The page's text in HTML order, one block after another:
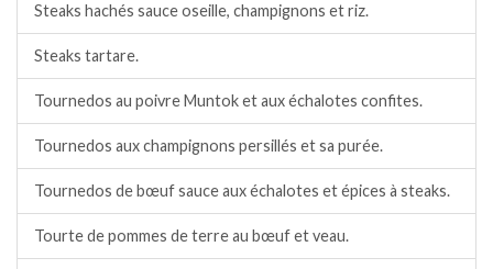
Steaks hachés sauce oseille, champignons et riz.
Steaks tartare.
Tournedos au poivre Muntok et aux échalotes confites.
Tournedos aux champignons persillés et sa purée.
Tournedos de bœuf sauce aux échalotes et épices à steaks.
Tourte de pommes de terre au bœuf et veau.